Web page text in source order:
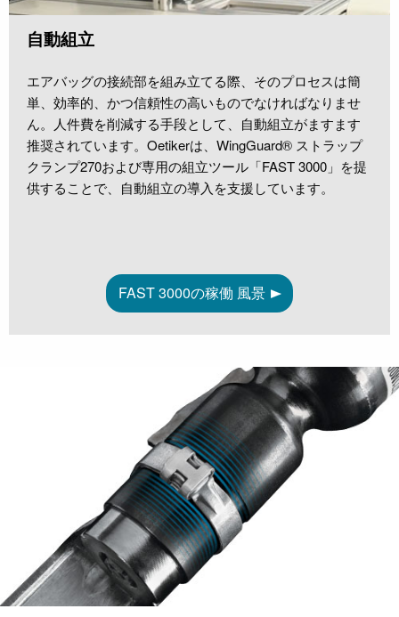
自動組立
エアバッグの接続部を組み立てる際、そのプロセスは簡
単、効率的、かつ信頼性の高いものでなければなりませ
ん。人件費を削減する手段として、自動組立がますます
推奨されています。Oetikerは、WingGuard® ストラップ
クランプ270および専用の組立ツール「FAST 3000」を提
供することで、自動組立の導入を支援しています。
FAST 3000の稼働 風景